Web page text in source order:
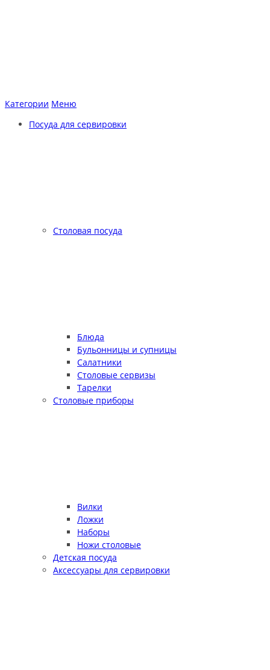
Категории Меню
Посуда для сервировки
Столовая посуда
Блюда
Бульонницы и супницы
Салатники
Столовые сервизы
Тарелки
Столовые приборы
Вилки
Ложки
Наборы
Ножи столовые
Детская посуда
Аксессуары для сервировки